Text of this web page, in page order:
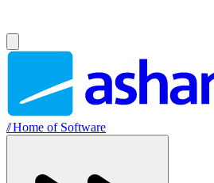
//Home of Software